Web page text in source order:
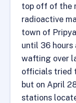
top off of the
radioactive
town of
until 36
wafting over
officials tried
but on April
stations